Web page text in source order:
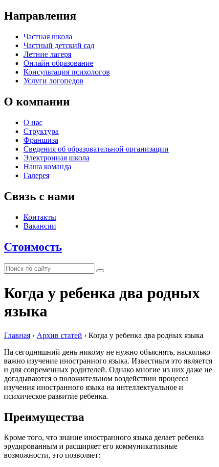
Направления
Частная школа
Частный детский сад
Летние лагеря
Онлайн образование
Консультация психологов
Услуги логопедов
О компании
О нас
Структура
Франшиза
Сведения об образовательной организации
Электронная школа
Наша команда
Галерея
Связь с нами
Контакты
Вакансии
Стоимость
Когда у ребенка два родных
языка
Главная › Архив статей › Когда у ребенка два родных языка
На сегодняшний день никому не нужно объяснять, насколько
важно изучение иностранного языка. Известным это является
и для современных родителей. Однако многие из них даже не
догадываются о положительном воздействии процесса
изучения иностранного языка на интеллектуальное и
психическое развитие ребенка.
Преимущества
Кроме того, что знание иностранного языка делает ребенка
эрудированным и расширяет его коммуникативные
возможности, это позволяет: